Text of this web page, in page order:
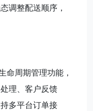
调整配送顺序，
命周期管理功能，
理、客户反馈
多平台订单接